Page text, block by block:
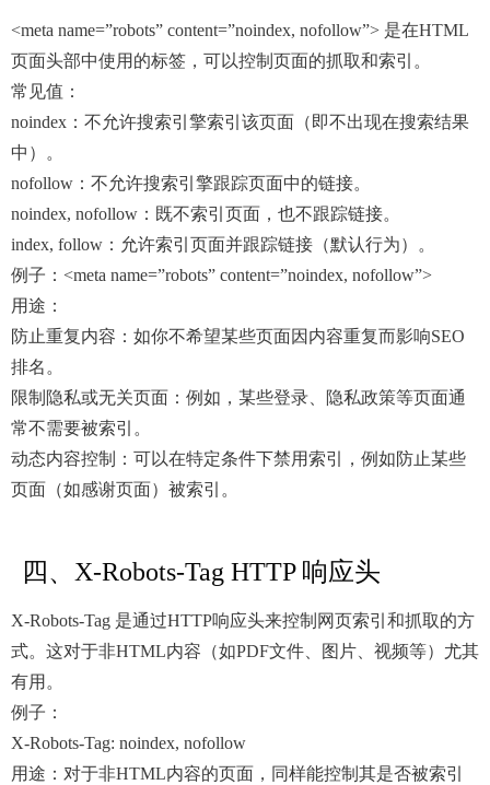
<meta name=”robots” content=”noindex, nofollow”> 是在HTML
页面头部中使用的标签，可以控制页面的抓取和索引。
常见值：
noindex：不允许搜索引擎索引该页面（即不出现在搜索结果
中）。
nofollow：不允许搜索引擎跟踪页面中的链接。
noindex, nofollow：既不索引页面，也不跟踪链接。
index, follow：允许索引页面并跟踪链接（默认行为）。
例子：<meta name=”robots” content=”noindex, nofollow”>
用途：
防止重复内容：如你不希望某些页面因内容重复而影响SEO
排名。
限制隐私或无关页面：例如，某些登录、隐私政策等页面通
常不需要被索引。
动态内容控制：可以在特定条件下禁用索引，例如防止某些
页面（如感谢页面）被索引。
四、X-Robots-Tag HTTP 响应头
X-Robots-Tag 是通过HTTP响应头来控制网页索引和抓取的方
式。这对于非HTML内容（如PDF文件、图片、视频等）尤其
有用。
例子：
X-Robots-Tag: noindex, nofollow
用途：对于非HTML内容的页面，同样能控制其是否被索引